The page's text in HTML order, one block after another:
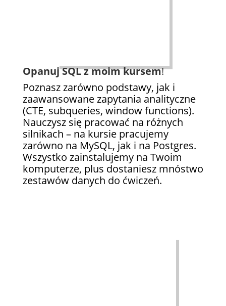
Opanuj SQL z moim kursem!
Poznasz zarówno podstawy, jak i
zaawansowane zapytania analityczne
(CTE, subqueries, window functions).
Nauczysz się pracować na różnych
silnikach – na kursie pracujemy
zarówno na MySQL, jak i na Postgres.
Wszystko zainstalujemy na Twoim
komputerze, plus dostaniesz mnóstwo
zestawów danych do ćwiczeń.